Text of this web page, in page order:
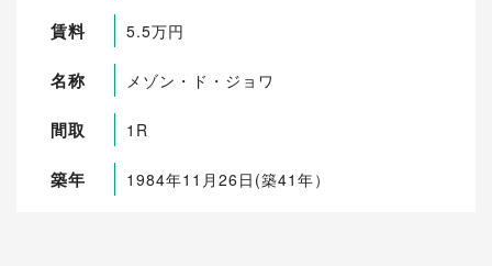
賃料 5.5万円
名称 メゾン・ド・ジョワ
間取 1R
築年 1984年11月26日(築41年）